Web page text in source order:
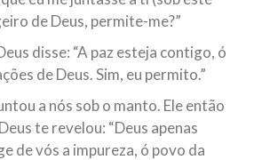
de Deus, permite-me?”
disse: “A paz esteja contigo, ó
de Deus. Sim, eu permito.”
a nós sob o manto. Ele então
te revelou: “Deus apenas
de vós a impureza, ó povo da